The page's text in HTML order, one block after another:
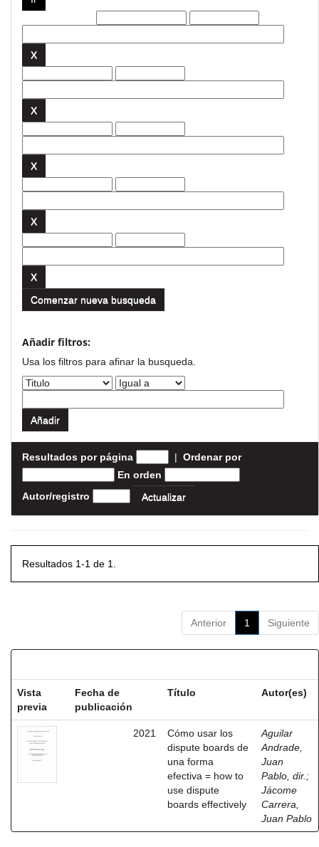
Comenzar nueva busqueda
Añadir filtros:
Usa los filtros para afinar la busqueda.
Resultados por página | Ordenar por
En orden
Autor/registro
Resultados 1-1 de 1.
Anterior 1 Siguiente
Vista
previa
Fecha de
publicación
Título Autor(es)
2021
Cómo usar los
dispute boards de
una forma
efectiva = how to
use dispute
boards effectively
Aguilar
Andrade,
Juan
Pablo, dir. ;
Jácome
Carrera,
Juan Pablo